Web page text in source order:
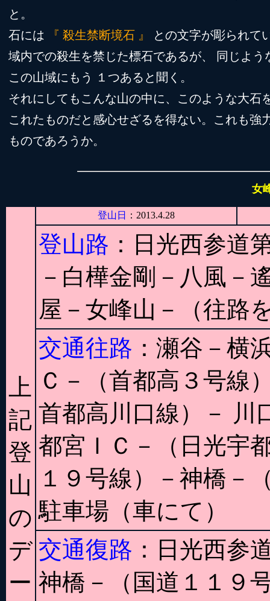
と。
石には
『 殺生禁断境石 』
との文字が彫られて
域内での殺生を禁じた標石であるが、 同じよう
この山域にもう １つあると聞く。
それにしてもこんな山の中に、このような大石
これたものだと感心せざるを得ない。これも強
ものであろうか。
女
上
記
登
山
の
デ
ー
登山日 ：2013.4.28
登山路 ：日光西参道
－白樺金剛－八風－
屋－女峰山－（往路
交通往路 ：瀬谷－横
Ｃ－（首都高３号線
首都高川口線）－ 川
都宮ＩＣ－（日光宇
１９号線）－神橋－
駐車場（車にて）
交通復路 ：日光西参
神橋－（国道１１９